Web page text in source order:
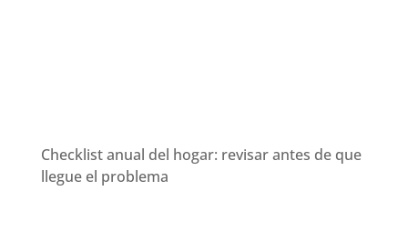
Checklist anual del hogar: revisar antes de que
llegue el problema